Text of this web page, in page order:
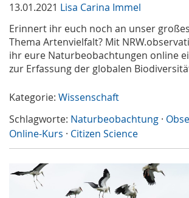
13.01.2021 Lisa Carina Immel
Erinnert ihr euch noch an unser
Thema Artenvielfalt? Mit
ihr eure Naturbeobachtungen online
zur Erfassung der globalen
Kategorie: Wissenschaft
Schlagworte: Naturbeobachtung ·
Online-Kurs · Citizen Science